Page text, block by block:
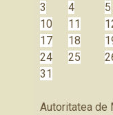
3
4 5
10
11
17
18
24
25
31
Autoritatea de